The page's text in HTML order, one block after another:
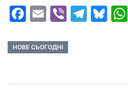
Facebook
EmailViber
НОВЕ СЬОГОДНІ